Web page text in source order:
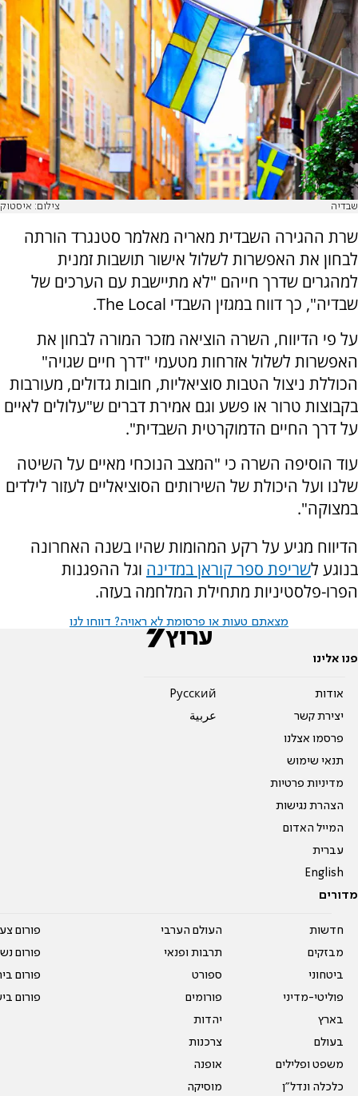
שבדיה צילום: איסטוק
שרת ההגירה השבדית מאריה מאלמר סטנגרד הורתה
לבחון את האפשרות לשלול אישור תושבות זמנית
למהגרים שדרך חייהם "לא מתיישבת עם הערכים של
שבדיה", כך דווח במגזין השבדי The Local.
על פי הדיווח, השרה הוציאה מזכר המורה לבחון את
האפשרות לשלול אזרחות מטעמי "דרך חיים שגויה"
הכוללת ניצול הטבות סוציאליות, חובות גדולים, מעורבות
בקבוצות טרור או פשע וגם אמירת דברים ש"עלולים לאיים
על דרך החיים הדמוקרטית השבדית".
עוד הוסיפה השרה כי "המצב הנוכחי מאיים על השיטה
שלנו ועל היכולת של השירותים הסוציאליים לעזור לילדים
במצוקה".
הדיווח מגיע על רקע המהומות שהיו בשנה האחרונה
בנוגע לשריפת ספר קוראן במדינה וגל ההפגנות
הפרו-פלסטיניות מתחילת המלחמה בעזה.
מצאתם טעות או פרסומת לא ראויה? דווחו לנו
פנו אלינו
אודות
יצירת קשר
פרסמו אצלנו
תנאי שימוש
מדיניות פרטיות
הצהרת נגישות
המייל האדום
עברית
English
Pусский
عربية
מדורים
חדשות
מבזקים
ביטחוני
פוליטי-מדיני
בארץ
בעולם
משפט ופלילים
כלכלה ונדל"ן
העולם הערבי
תרבות ופנאי
ספורט
פורומים
יהדות
צרכנות
אופנה
מוסיקה
פורום
פורום
פורום
פורום